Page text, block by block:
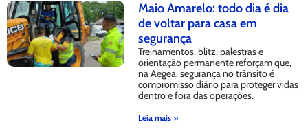
Maio Amarelo: todo dia é dia
de voltar para casa em
segurança
Treinamentos, blitz, palestras e
orientação permanente reforçam que,
na Aegea, segurança no trânsito é
compromisso diário para proteger vidas
dentro e fora das operações.
Leia mais »